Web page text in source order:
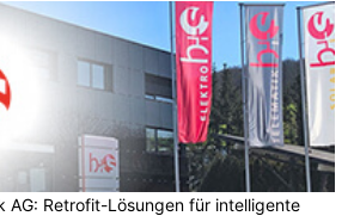
AG: Retrofit-Lösungen für intelligente